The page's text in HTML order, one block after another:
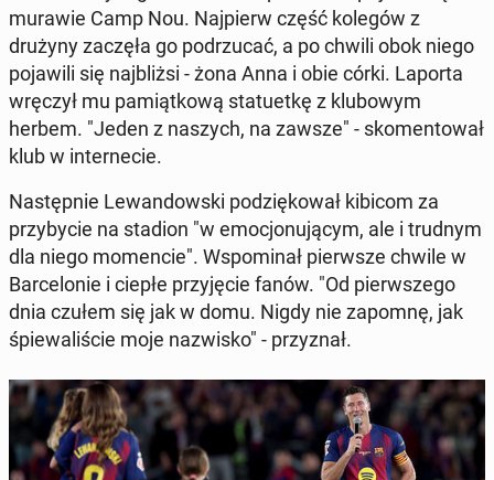
murawie Camp Nou. Na­jpierw część kolegów z
drużyny zaczęła go po­drzu­cać, a po chwili obok niego
po­jaw­ili się na­jbliżsi - żona Anna i obie córki. Laporta
wręczył mu pamiątkową stat­uetkę z klubowym
herbem. "Jeden z naszych, na zawsze" - sko­men­tował
klub w in­ternecie.
Następ­nie Lewandows­ki podz­iękował kibicom za
przy­by­cie na stadion "w emocjonu­ją­cym, ale i trudnym
dla niego mo­men­cie". Wspom­i­nał pier­wsze chwile w
Barcelonie i ciepłe przyję­cie fanów. "Od pier­wszego
dnia czułem się jak w domu. Nigdy nie zapomnę, jak
śpiewal­iś­cie moje nazwisko" - przyz­nał.